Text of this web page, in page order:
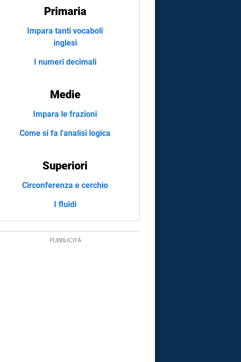
Primaria
Impara tanti vocaboli
inglesi
I numeri decimali
Medie
Impara le frazioni
Come si fa l'analisi logica
Superiori
Circonferenza e cerchio
I fluidi